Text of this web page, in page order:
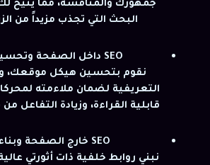
جمهورك والمنافسة، مما يتيح
البحث التي تجذب مزيداً من
SEO داخل الصفحة وتحسين المحتوى
نقوم بتحسين هيكل موقعك،
التعريفية لضمان ملاءمته
قابلية القراءة، وزيادة التفاعل
SEO خارج الصفحة وبناء الروابط
نبني روابط خلفية ذات أثورتي